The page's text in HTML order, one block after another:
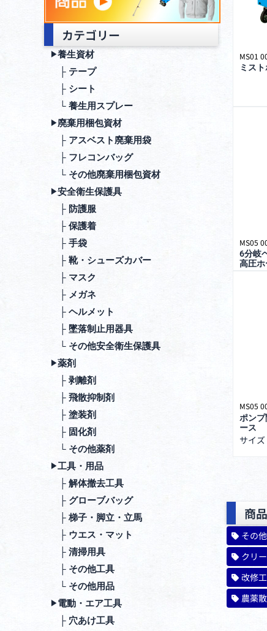
カテゴリー
▶︎養生資材
├ テープ
├ シート
└ 養生用スプレー
▶︎廃棄⽤梱包資材
├ アスベスト廃棄用袋
├ フレコンバッグ
└ その他廃棄用梱包資材
▶︎安全衛⽣保護具
├ 防護服
├ 保護着
├ ⼿袋
├ 靴・シューズカバー
├ マスク
├ メガネ
├ ヘルメット
├ 墜落制⽌⽤器具
└ その他安全衛⽣保護具
▶︎薬剤
├ 剥離剤
├ ⾶散抑制剤
├ 塗装剤
├ 固化剤
└ その他薬剤
▶︎⼯具・⽤品
├ 解体撤去⼯具
├ グローブバッグ
├ 梯⼦・脚⽴・⽴⾺
├ ウエス・マット
├ 清掃⽤具
├ その他⼯具
└ その他⽤品
▶︎電動・エア⼯具
├ ⽳あけ⼯具
MS01
ミス
MS05
6分岐
高圧ホ
MS05
ポン
ース
サイ
商
その
クリ
改修
農薬